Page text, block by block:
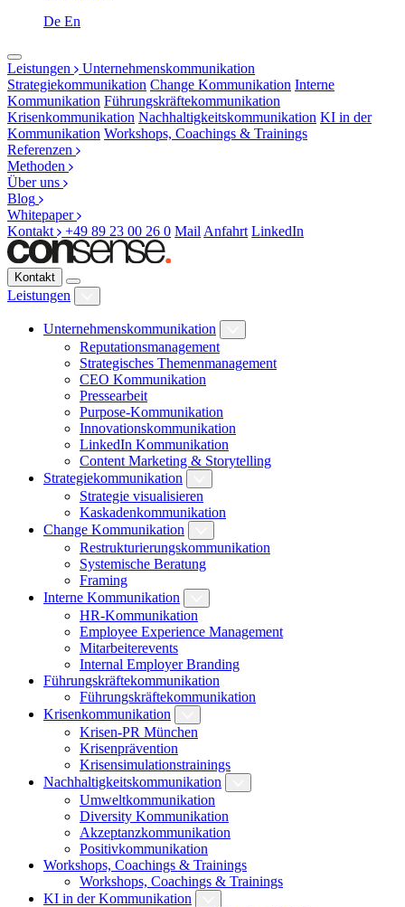
De En
Leistungen
Unternehmenskommunikation
Strategiekommunikation Change Kommunikation Interne
Kommunikation Führungskräftekommunikation
Krisenkommunikation Nachhaltigkeitskommunikation KI in der
Kommunikation Workshops, Coachings & Trainings
Referenzen
Methoden
Über uns
Blog
Whitepaper
Kontakt
+49 89 23 00 26 0 MailAnfahrt LinkedIn
Kontakt
Leistungen
Unternehmenskommunikation
Reputationsmanagement
Strategisches Themenmanagement
CEO Kommunikation
Pressearbeit
Purpose-Kommunikation
Innovationskommunikation
LinkedIn Kommunikation
Content Marketing & Storytelling
Strategiekommunikation
Strategie visualisieren
Kaskadenkommunikation
Change Kommunikation
Restrukturierungskommunikation
Systemische Beratung
Framing
Interne Kommunikation
HR-Kommunikation
Employee Experience Management
Mitarbeiterevents
Internal Employer Branding
Führungskräftekommunikation
Führungskräftekommunikation
Krisenkommunikation
Krisen-PR München
Krisenprävention
Krisensimulationstrainings
Nachhaltigkeitskommunikation
Umweltkommunikation
Diversity Kommunikation
Akzeptanzkommunikation
Positivkommunikation
Workshops, Coachings & Trainings
Workshops, Coachings & Trainings
KI in der Kommunikation